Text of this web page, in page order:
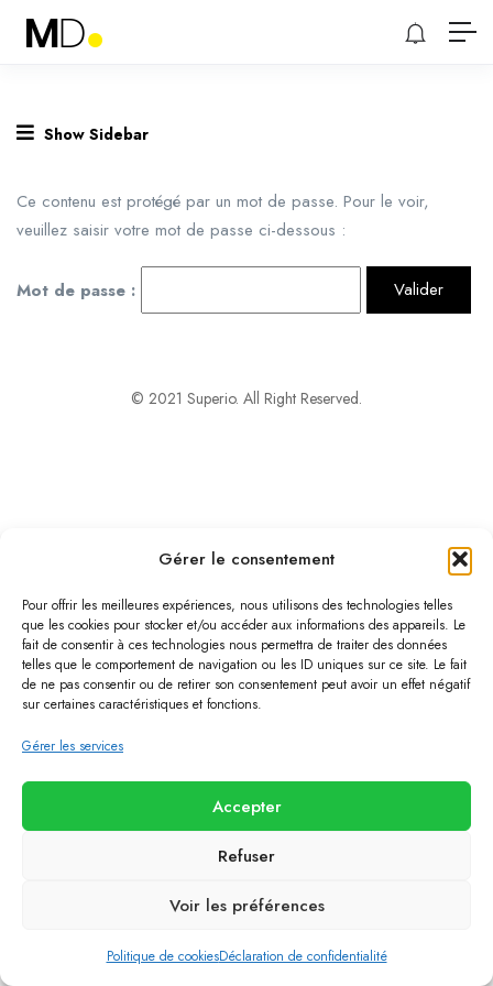
Gérer le consentement
Pour offrir les meilleures expériences, nous utilisons des technologies telles
que les cookies pour stocker et/ou accéder aux informations des appareils. Le
fait de consentir à ces technologies nous permettra de traiter des données
telles que le comportement de navigation ou les ID uniques sur ce site. Le fait
de ne pas consentir ou de retirer son consentement peut avoir un effet négatif
sur certaines caractéristiques et fonctions.
Gérer les services
Accepter
Refuser
Voir les préférences
Politique de cookiesDéclaration de confidentialité
Show Sidebar
Ce contenu est protégé par un mot de passe. Pour le voir,
veuillez saisir votre mot de passe ci-dessous :
Mot de passe :
© 2021 Superio. All Right Reserved.